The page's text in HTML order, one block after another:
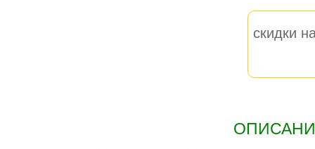
скидки